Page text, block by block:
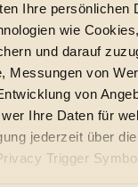
Ihre persönlichen
wie
und darauf
Messungen von
von
Ihre Daten für
jederzeit über
Trigger